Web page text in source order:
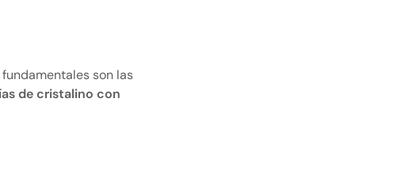
son las
de cristalino con